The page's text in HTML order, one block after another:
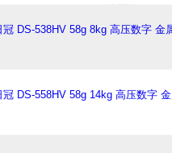
冠 DS-538HV 58g 8kg 高压数字 金
冠 DS-558HV 58g 14kg 高压数字